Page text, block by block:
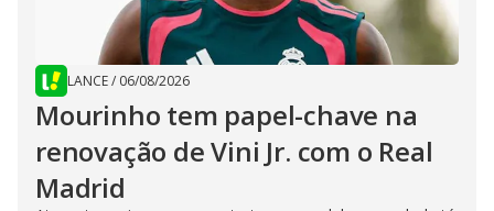
LANCE/ 06/08/2026
Mourinho tem papel-chave na
renovação de Vini Jr. com o Real
Madrid